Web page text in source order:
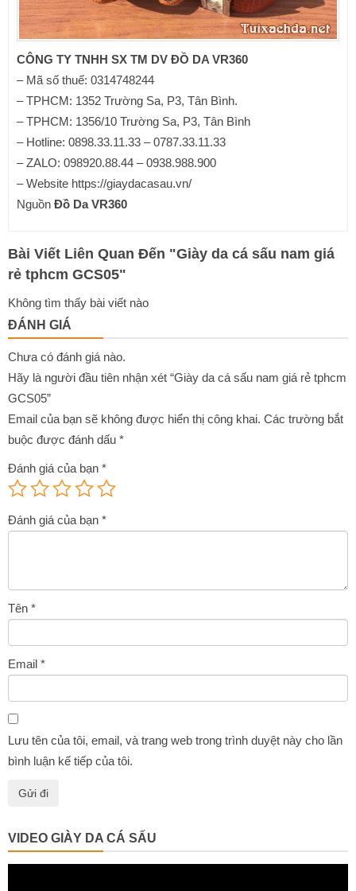
CÔNG TY TNHH SX TM DV ĐỒ DA VR360
– Mã số thuế: 0314748244
– TPHCM: 1352 Trường Sa, P3, Tân Bình.
– TPHCM: 1356/10 Trường Sa, P3, Tân Bình
– Hotline: 0898.33.11.33 – 0787.33.11.33
– ZALO: 098920.88.44 – 0938.988.900
– Website https://giaydacasau.vn/
Nguồn Đồ Da VR360
Bài Viết Liên Quan Đến "Giày da cá sấu nam giá
rẻ tphcm GCS05"
Không tìm thấy bài viết nào
ĐÁNH GIÁ
Chưa có đánh giá nào.
Hãy là người đầu tiên nhận xét “Giày da cá sấu nam giá rẻ tphcm
GCS05”
Email của bạn sẽ không được hiển thị công khai. Các trường bắt
buộc được đánh dấu *
Đánh giá của bạn *
Đánh giá của bạn *
Tên *
Email *
Lưu tên của tôi, email, và trang web trong trình duyệt này cho lần
bình luận kế tiếp của tôi.
VIDEO GIÀY DA CÁ SẤU